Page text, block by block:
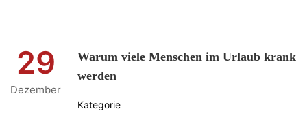
29
Dezember
Warum viele Menschen im Urlaub krank
werden
Kategorie